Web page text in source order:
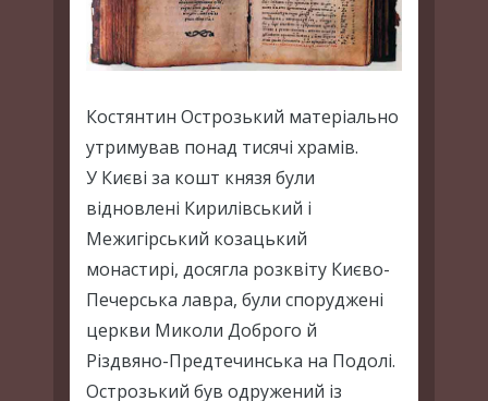
Костянтин Острозький матеріально
утримував понад тисячі храмів.
У Києві за кошт князя були
відновлені Кирилівський і
Межигірський козацький
монастирі, досягла розквіту Києво-
Печерська лавра, були споруджені
церкви Миколи Доброго й
Різдвяно-Предтечинська на Подолі.
Острозький був одружений із